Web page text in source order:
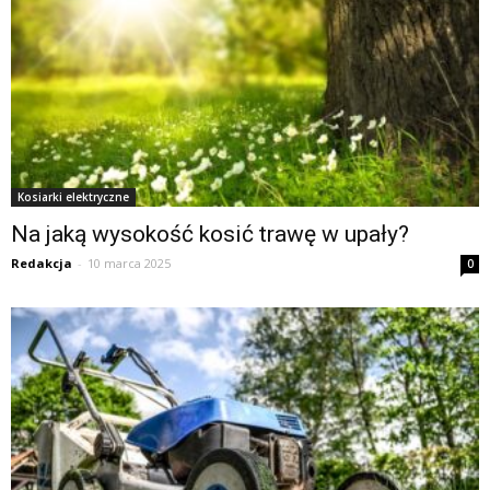
Kosiarki elektryczne
Na jaką wysokość kosić trawę w upały?
Redakcja - 10 marca 2025 0